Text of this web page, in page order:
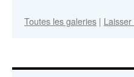
Toutes les galeries |